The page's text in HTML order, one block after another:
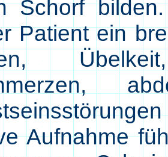
Schorf
Patient ein
Aufnahme